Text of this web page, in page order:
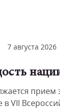
7 августа 2026
прием
в VII